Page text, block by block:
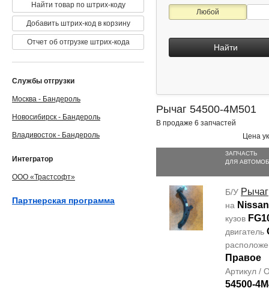
Любой
Найти
Рычаг 54500-4M501
В продаже 6 запчастей
Цена
ЗАПЧАСТЬ
ДЛЯ
Б/У Рычаг
на
кузов
двигатель
Правое
Артикул /
54500-
Найти товар по штрих-коду
Добавить штрих-код в корзину
Отчет об отгрузке штрих-кода
Службы отгрузки
Москва - Бандероль
Новосибирск - Бандероль
Владивосток - Бандероль
Интегратор
ООО «Трастсофт»
Партнерская программа